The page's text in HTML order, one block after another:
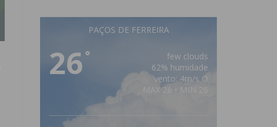
PAÇOS DE FERREIRA
26°
few clouds
62% humidade
vento: 4m/s O
MAX 26 • MIN 26